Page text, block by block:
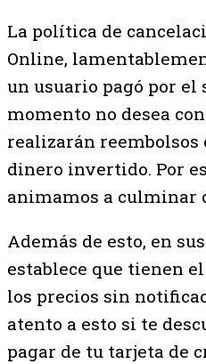
La política de
Online,
un usuario pagó por
momento no desea
realizarán reembolsos
dinero invertido. Por
animamos a culminar
Además de esto, en
establece que tienen
los precios sin
atento a esto si te
pagar de tu tarjeta de